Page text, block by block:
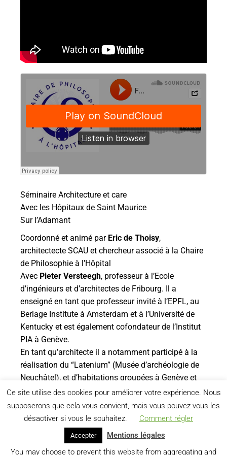
Séminaire Architecture et care
Avec les Hôpitaux de Saint Maurice
Sur l’Adamant
Coordonné et animé par Eric de Thoisy,
architectecte SCAU et chercheur associé à la Chaire
de Philosophie à l’Hôpital
Avec Pieter Versteegh, professeur à l’Ecole
d’ingénieurs et d’architectes de Fribourg. Il a
enseigné en tant que professeur invité à l’EPFL, au
Berlage Institute à Amsterdam et à l’Université de
Kentucky et est également cofondateur de l’Institut
PIA à Genève.
En tant qu’architecte il a notamment participé à la
réalisation du “Latenium” (Musée d’archéologie de
Neuchâtel), et d’habitations groupées à Genève et
aux Pays-Bas.
Ce site utilise des cookies pour améliorer votre expérience. Nous
supposerons que cela vous convient, mais vous pouvez vous les
désactiver si vous le souhaitez.
Comment régler
Accepter
Mentions légales
You may choose to prevent this website from aggregating and